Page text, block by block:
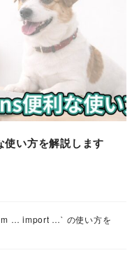
い方を解説します
… import …` の使い方を